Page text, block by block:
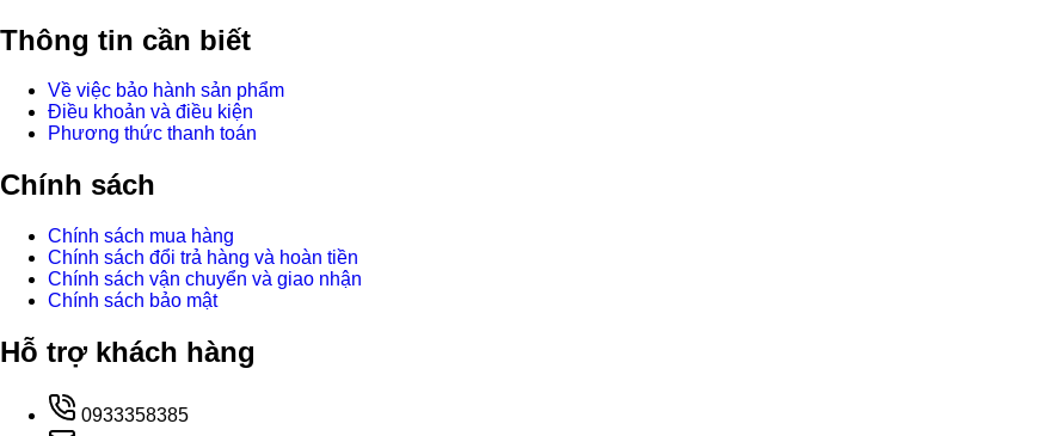
Thông tin cần biết
Về việc bảo hành sản phẩm
Điều khoản và điều kiện
Phương thức thanh toán
Chính sách
Chính sách mua hàng
Chính sách đổi trả hàng và hoàn tiền
Chính sách vận chuyển và giao nhận
Chính sách bảo mật
Hỗ trợ khách hàng
0933358385